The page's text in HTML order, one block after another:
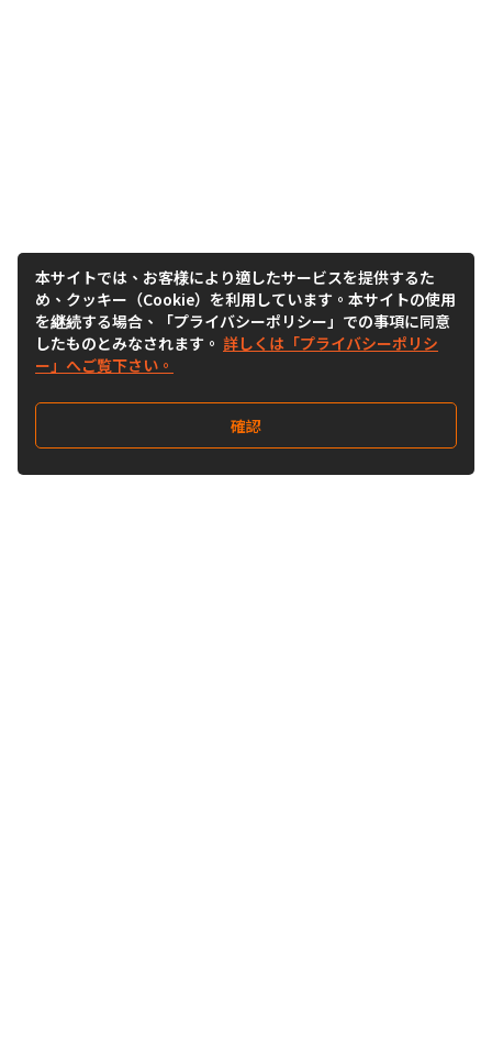
本サイトでは、お客様により適したサービスを提供するた
め、クッキー（Cookie）を利用しています。本サイトの使用
を継続する場合、「プライバシーポリシー」での事項に同意
したものとみなされます。 詳しくは「プライバシーポリシ
ー」へご覧下さい。
確認